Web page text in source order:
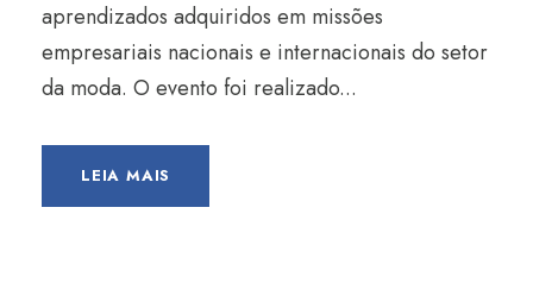
aprendizados adquiridos em missões
empresariais nacionais e internacionais do setor
da moda. O evento foi realizado...
LEIA MAIS